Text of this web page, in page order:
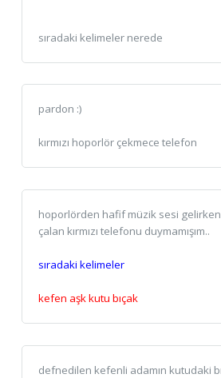
sıradaki kelimeler nerede
pardon :)
kırmızı hoporlör çekmece telefon
hoporlörden hafif müzik sesi
çalan kırmızı telefonu duymamışım..
sıradaki kelimeler
kefen aşk kutu bıçak
defnedilen kefenli adamın kutudaki